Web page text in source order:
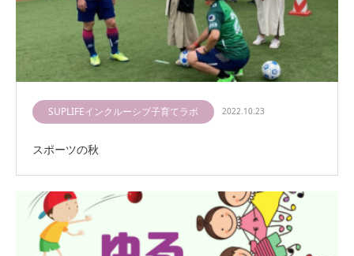
SUPLIFEインクルーシブ子育てラボ 2022.10.23
スポーツの秋